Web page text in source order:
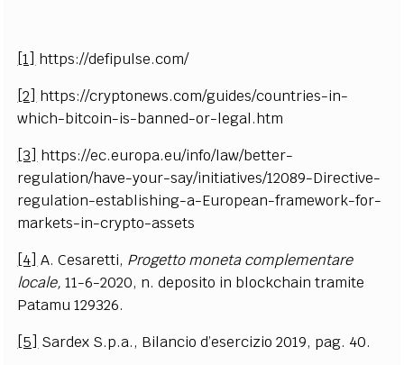
[1] https://defipulse.com/
[2] https://cryptonews.com/guides/countries-in-
which-bitcoin-is-banned-or-legal.htm
[3] https://ec.europa.eu/info/law/better-
regulation/have-your-say/initiatives/12089-Directive-
regulation-establishing-a-European-framework-for-
markets-in-crypto-assets
[4] A. Cesaretti, Progetto moneta complementare
locale,11-6-2020, n. deposito in blockchain tramite
Patamu 129326.
[5] Sardex S.p.a., Bilancio d’esercizio 2019, pag. 40.